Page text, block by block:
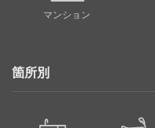
マンション
箇所別